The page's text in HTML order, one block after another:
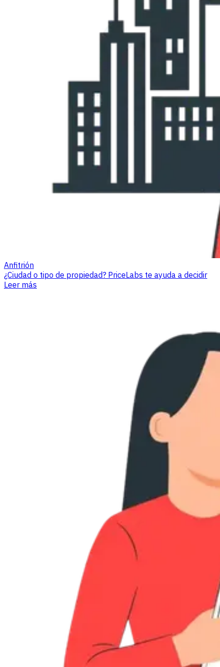
Anfitrión
¿Ciudad o tipo de propiedad? PriceLabs te ayuda a decidir
Leer más